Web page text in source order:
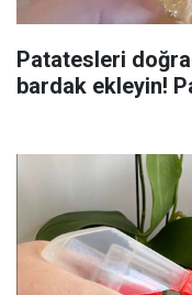
Patatesleri
bardak ekleyin!